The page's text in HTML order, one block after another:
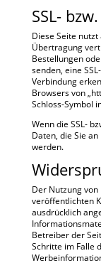
SSL-
Diese Seite
Übertragung
Bestellungen
senden, eine
Verbindung
Browsers von
Schloss-Symbol
Wenn die SSL-
Daten, die Sie
werden.
Der Nutzung
veröffentlichten
ausdrücklich
Betreiber der
Schritte im Falle